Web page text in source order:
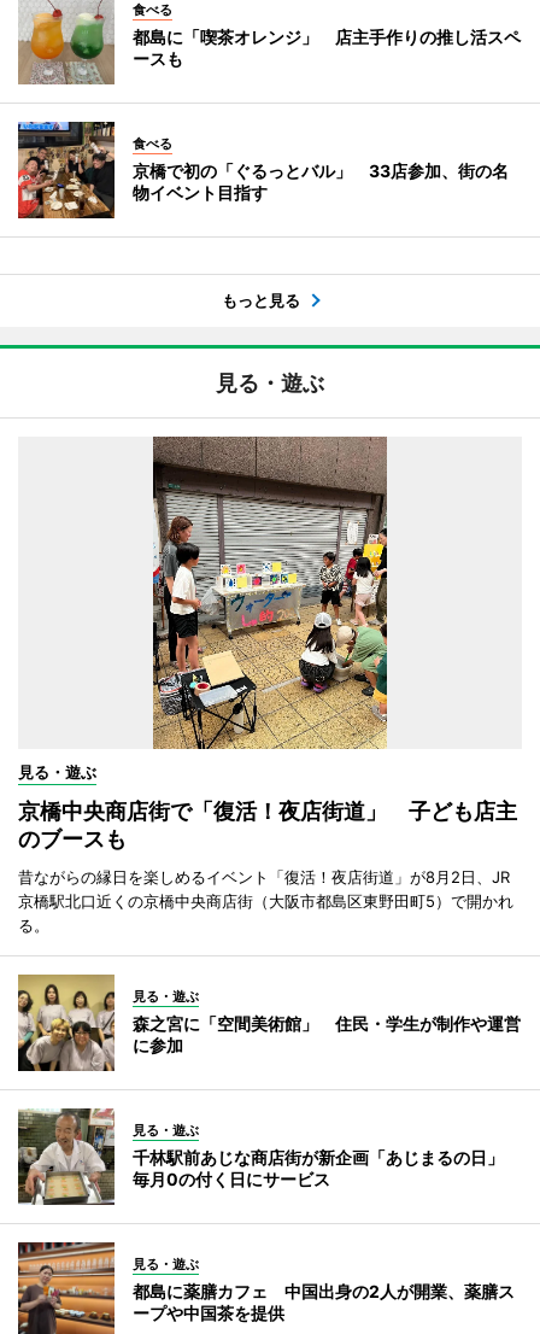
食べる
都島に「喫茶オレンジ」 店主手作りの推し活スペ
ースも
食べる
京橋で初の「ぐるっとバル」 33店参加、街の名
物イベント目指す
もっと見る
見る・遊ぶ
見る・遊ぶ
京橋中央商店街で「復活！夜店街道」 子ども店主
のブースも
昔ながらの縁日を楽しめるイベント「復活！夜店街道」が8月2日、JR
京橋駅北口近くの京橋中央商店街（大阪市都島区東野田町5）で開かれ
る。
見る・遊ぶ
森之宮に「空間美術館」 住民・学生が制作や運営
に参加
見る・遊ぶ
千林駅前あじな商店街が新企画「あじまるの日」
毎月0の付く日にサービス
見る・遊ぶ
都島に薬膳カフェ 中国出身の2人が開業、薬膳ス
ープや中国茶を提供